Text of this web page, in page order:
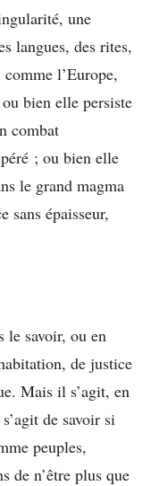
une
langues, des rites,
l’Europe,
bien elle persiste
combat
; ou bien elle
le grand magma
sans épaisseur,
le savoir, ou en
de justice
Mais il s’agit, en
de savoir si
peuples,
de n’être plus que